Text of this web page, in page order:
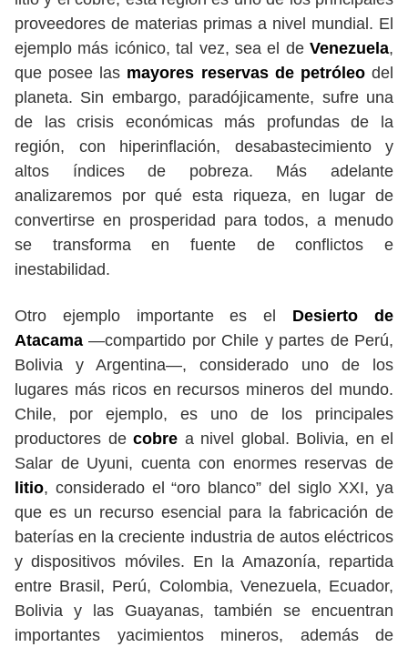
proveedores de materias primas a nivel mundial. El
ejemplo más icónico, tal vez, sea el de Venezuela,
que posee las mayores reservas de petróleodel
planeta. Sin embargo, paradójicamente, sufre una
de las crisis económicas más profundas de la
región, con hiperinflación, desabastecimiento y
altos índices de pobreza. Más adelante
analizaremos por qué esta riqueza, en lugar de
convertirse en prosperidad para todos, a menudo
se transforma en fuente de conflictos e
inestabilidad.
Otro ejemplo importante es el Desierto de
Atacama —compartido por Chile y partes de Perú,
Bolivia y Argentina—, considerado uno de los
lugares más ricos en recursos mineros del mundo.
Chile, por ejemplo, es uno de los principales
productores de cobre a nivel global. Bolivia, en el
Salar de Uyuni, cuenta con enormes reservas de
litio, considerado el “oro blanco” del siglo XXI, ya
que es un recurso esencial para la fabricación de
baterías en la creciente industria de autos eléctricos
y dispositivos móviles. En la Amazonía, repartida
entre Brasil, Perú, Colombia, Venezuela, Ecuador,
Bolivia y las Guayanas, también se encuentran
importantes yacimientos mineros, además de